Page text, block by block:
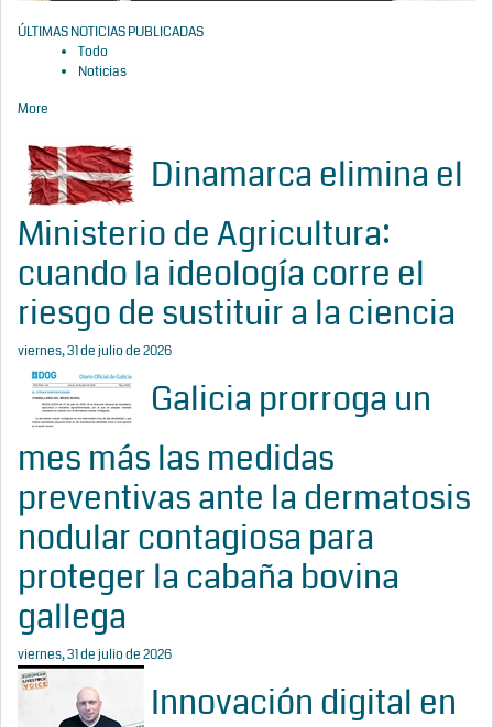
ÚLTIMAS NOTICIAS PUBLICADAS
Todo
Noticias
More
Dinamarca elimina el
Ministerio de Agricultura:
cuando la ideología corre el
riesgo de sustituir a la ciencia
viernes, 31 de julio de 2026
Galicia prorroga un
mes más las medidas
preventivas ante la dermatosis
nodular contagiosa para
proteger la cabaña bovina
gallega
viernes, 31 de julio de 2026
Innovación digital en